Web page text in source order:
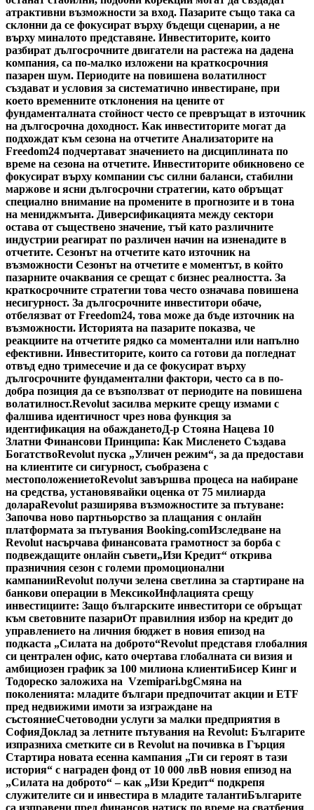
атрактивни възможности за вход. Пазарите също така са
склонни да се фокусират върху бъдещи сценарии, а не
върху миналото представяне. Инвеститорите, които
разбират дългосрочните двигатели на растежа на дадена
компания, са по-малко изложени на краткосрочния
пазарен шум. Периодите на повишена волатилност
създават и условия за систематично инвестиране, при
което временните отклонения на цените от
фундаменталната стойност често се превръщат в източник
на дългосрочна доходност. Как инвеститорите могат да
подхождат към сезона на отчетите Анализаторите на
Freedom24 подчертават значението на дисциплината по
време на сезона на отчетите. Инвеститорите обикновено се
фокусират върху компании със силни баланси, стабилни
маржове и ясни дългосрочни стратегии, като обръщат
специално внимание на промените в прогнозите и в тона
на мениджмънта. Диверсификацията между сектори
остава от съществено значение, тъй като различните
индустрии реагират по различен начин на изненадите в
отчетите. Сезонът на отчетите като източник на
възможности Сезонът на отчетите е моментът, в който
пазарните очаквания се срещат с бизнес реалността. За
краткосрочните стратегии това често означава повишена
несигурност. За дългосрочните инвеститори обаче,
отбелязват от Freedom24, това може да бъде източник на
възможности. Историята на пазарите показва, че
реакциите на отчетите рядко са моментални или напълно
ефективни. Инвеститорите, които са готови да погледнат
отвъд едно тримесечие и да се фокусират върху
дългосрочните фундаментални фактори, често са в по-
добра позиция да се възползват от периодите на повишена
волатилност.Revolut засилва мерките срещу измами с
фалшива идентичност чрез нова функция за
идентификация на обажданетоД-р Стояна Нацева 10
Златни Финансови Принципа: Как Мисленето Създава
БогатствоRevolut пуска „Уличен режим“, за да предостави
на клиентите си сигурност, съобразена с
местоположениетоRevolut завършва процеса на набиране
на средства, установявайки оценка от 75 милиарда
долараRevolut разширява възможностите за пътуване:
Започва ново партньорство за плащания с онлайн
платформата за пътувания Booking.comИзследване на
Revolut насърчава финансовата грамотност за борба с
подвеждащите онлайн съвети„Изи Кредит“ открива
празничния сезон с големи промоционални
кампанииRevolut получи зелена светлина за стартиране на
банкови операции в МексикоИнфлацията срещу
инвестициите: Защо българските инвеститори се обръщат
към световните пазариОт правилния избор на кредит до
управлението на личния бюджет в новия епизод на
подкаста „Силата на доброто“Revolut представя глобалния
си централен офис, като очертава глобалната си визия и
амбициозен график за 100 милиона клиентиБисер Кинг и
Тодореско заложиха на Vzemipari.bgСмяна на
поколенията: младите българи предпочитат акции и ETF
пред недвижими имоти за изграждане на
състояниеСчетоводни услуги за малки предприятия в
СофияДоклад за летните пътувания на Revolut: Българите
изпразниха сметките си в Revolut на почивка в Гърция
Стартира новата есенна кампания „Ти си героят в тази
история“ с награден фонд от 10 000 лвВ новия епизод на
„Силата на доброто“ – как „Изи Кредит“ подкрепя
служителите си и инвестира в младите талантиБългарите